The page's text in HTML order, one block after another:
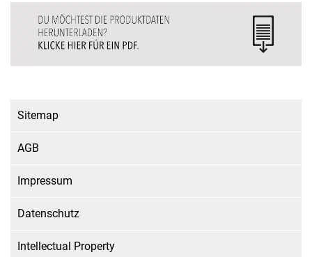
Sitemap
AGB
Impressum
Datenschutz
Intellectual Property